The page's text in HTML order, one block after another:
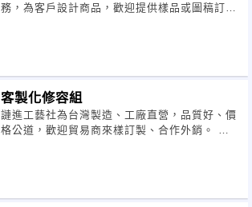
務，為客戶設計商品，歡迎提供樣品或圖稿訂製
客製化修容組
謰進工藝社為台灣製造、工廠直營，品質好、價
格公道，歡迎貿易商來樣訂製、合作外銷。 謰